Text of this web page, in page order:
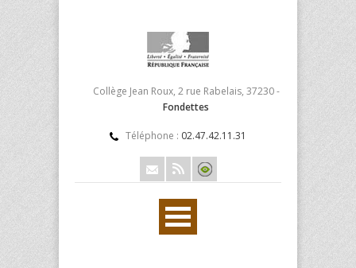
Collège Jean Roux, 2 rue Rabelais, 37230 -
Fondettes
Téléphone : 02.47.42.11.31